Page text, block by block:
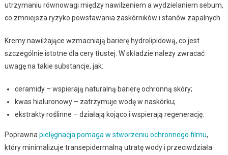
utrzymaniu równowagi między nawilżeniem a wydzielaniem sebum,
co zmniejsza ryzyko powstawania zaskórników i stanów zapalnych.
Kremy nawilżające wzmacniają barierę hydrolipidową, co jest
szczególnie istotne dla cery tłustej. W składzie należy zwracać
uwagę na takie substancje, jak:
ceramidy – wspierają naturalną barierę ochronną skóry;
kwas hialuronowy – zatrzymuje wodę w naskórku;
ekstrakty roślinne – działają kojąco i wspierają regenerację.
Poprawna pielęgnacja pomaga w stworzeniu ochronnego filmu,
który minimalizuje transepidermalną utratę wody i przeciwdziała